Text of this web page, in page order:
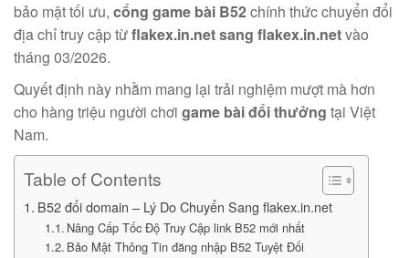
bảo mật tối ưu, cổng game bài B52chính thức chuyển đổi
địa chỉ truy cập từflakex.in.net sang flakex.in.netvào
tháng 03/2026.
Quyết định này nhằm mang lại trải nghiệm mượt mà hơn
cho hàng triệu người chơi game bài đổi thưởng tại Việt
Nam.
Table of Contents
B52 đổi domain – Lý Do Chuyển Sang flakex.in.net
Nâng Cấp Tốc Độ Truy Cập link B52 mới nhất
Bảo Mật Thông Tin đăng nhập B52 Tuyệt Đối